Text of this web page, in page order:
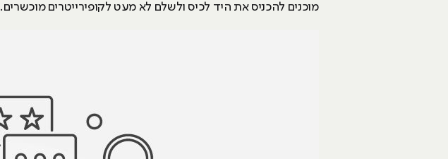
מוכנים להכניס את היד לכיס ולשלם לא מעט לקופירייטרים מוכשרים.